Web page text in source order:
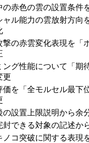
の赤色の雲の設置条件
ャル能力の雲放射方向
撃の赤雲変化表現を「
ング性能について「期
更
価を「全モルセル最下
の設置上限説明から余
封できる対象の記述か
ノコ突破に関する表現